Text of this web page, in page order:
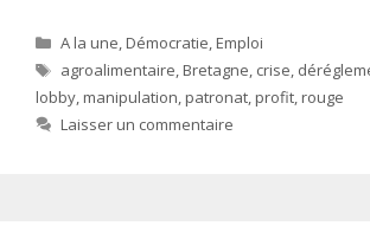
Catégories
A la une,Démocratie,Emploi
Étiquettes
agroalimentaire,Bretagne, crise,
lobby,manipulation,patronat,profit,rouge
Laisser un commentaire